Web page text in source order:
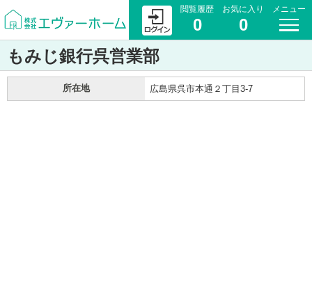
閲覧履歴
0
お気に入り
0
メニュー
もみじ銀行呉営業部
所在地 広島県呉市本通２丁目3-7